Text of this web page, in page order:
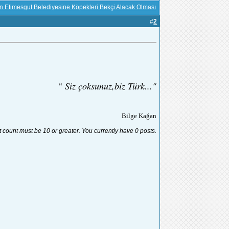
Etimesgut Belediyesine Köpekleri Bekçi Alacak Olması
#2
“ Siz çoksunuz,biz Türk..."
Bilge Kağan
must be 10 or greater. You currently have 0 posts.